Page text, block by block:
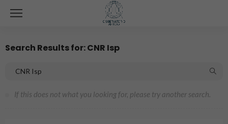
Search Results for: CNR Isp
If this does not what you looking for, please try another search.